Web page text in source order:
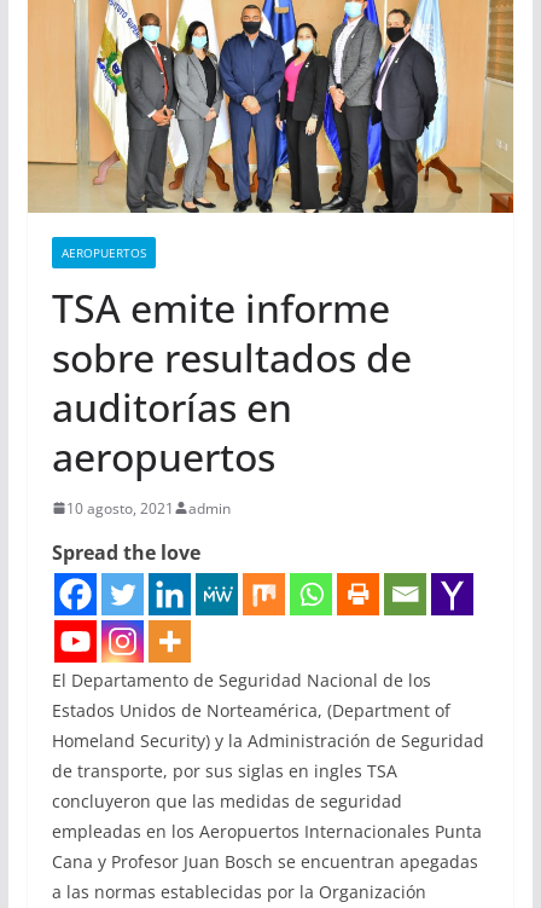
AEROPUERTOS
TSA emite informe
sobre resultados de
auditorías en
aeropuertos
10 agosto, 2021 admin
Spread the love
El Departamento de Seguridad Nacional de los
Estados Unidos de Norteamérica, (Department of
Homeland Security) y la Administración de Seguridad
de transporte, por sus siglas en ingles TSA
concluyeron que las medidas de seguridad
empleadas en los Aeropuertos Internacionales Punta
Cana y Profesor Juan Bosch se encuentran apegadas
a las normas establecidas por la Organización